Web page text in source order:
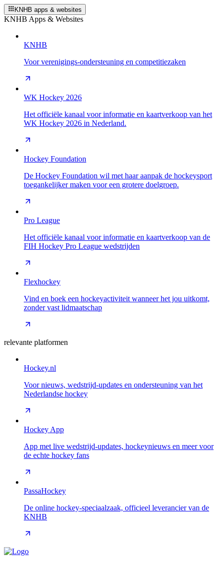
KNHB apps & websites
KNHB Apps & Websites
KNHB
Voor verenigings-ondersteuning en competitiezaken
WK Hockey 2026
Het officiële kanaal voor informatie en kaartverkoop van het
WK Hockey 2026 in Nederland.
Hockey Foundation
De Hockey Foundation wil met haar aanpak de hockeysport
toegankelijker maken voor een grotere doelgroep.
Pro League
Het officiële kanaal voor informatie en kaartverkoop van de
FIH Hockey Pro League wedstrijden
Flexhockey
Vind en boek een hockeyactiviteit wanneer het jou uitkomt,
zonder vast lidmaatschap
relevante platformen
Hockey.nl
Voor nieuws, wedstrijd-updates en ondersteuning van het
Nederlandse hockey
Hockey App
App met live wedstrijd-updates, hockeynieuws en meer voor
de echte hockey fans
PassaHockey
De online hockey-speciaalzaak, officieel leverancier van de
KNHB